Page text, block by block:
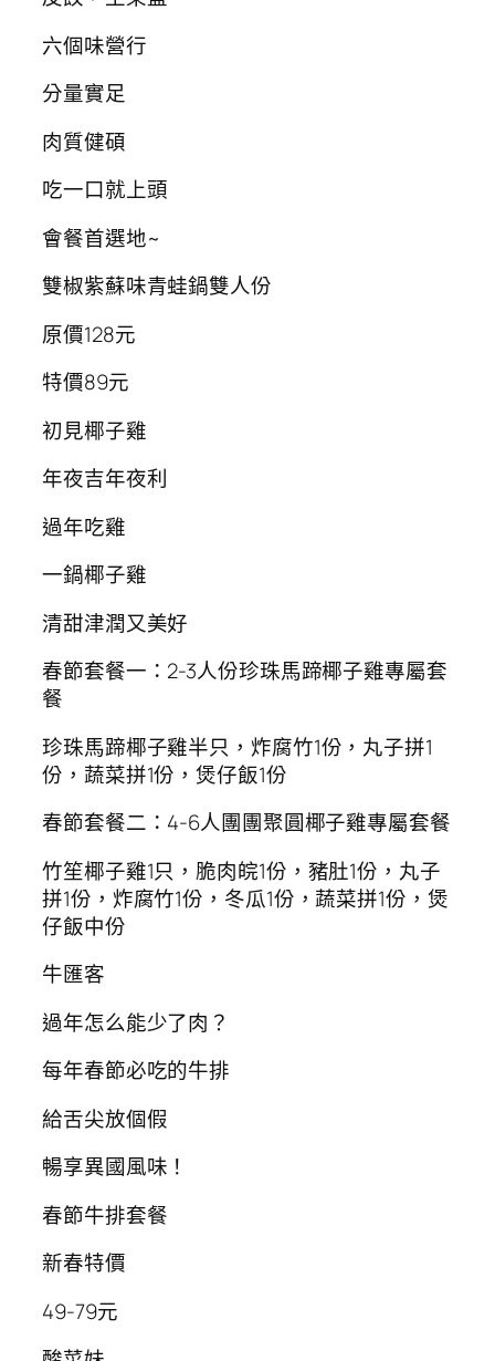
六個味營行
分量實足
肉質健碩
吃一口就上頭
會餐首選地~
雙椒紫蘇味青蛙鍋雙人份
原價128元
特價89元
初見椰子雞
年夜吉年夜利
過年吃雞
一鍋椰子雞
清甜津潤又美好
春節套餐一：2-3人份珍珠馬蹄椰子雞專屬套
餐
珍珠馬蹄椰子雞半只，炸腐竹1份，丸子拼1
份，蔬菜拼1份，煲仔飯1份
春節套餐二：4-6人團團聚圓椰子雞專屬套餐
竹笙椰子雞1只，脆肉皖1份，豬肚1份，丸子
拼1份，炸腐竹1份，冬瓜1份，蔬菜拼1份，煲
仔飯中份
牛匯客
過年怎么能少了肉？
每年春節必吃的牛排
給舌尖放個假
暢享異國風味！
春節牛排套餐
新春特價
49-79元